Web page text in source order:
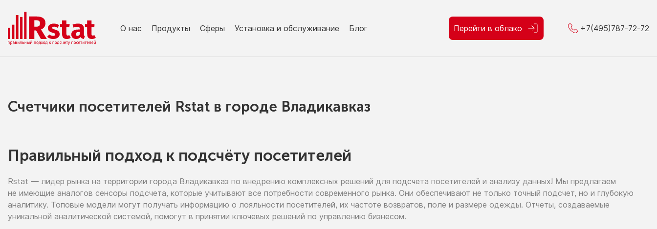
О нас Продукты Сферы Установка и обслуживание Блог Перейти в облако +7(495)787-72-72
Счетчики посетителей Rstat в городe Владикавказ
Правильный подход к подсчёту посетителей
Rstat — лидер рынка на территории города Владикавказ по внедрению комплексных решений для подсчета посетителей и анализу данных! Мы предлагаем
не имеющие аналогов сенсоры подсчета, которые учитывают все потребности современного рынка. Они обеспечивают не только точный подсчет, но и глубокую
аналитику. Топовые модели могут получать информацию о лояльности посетителей, их частоте возвратов, поле и размере одежды. Отчеты, создаваемые
уникальной аналитической системой, помогут в принятии ключевых решений по управлению бизнесом.